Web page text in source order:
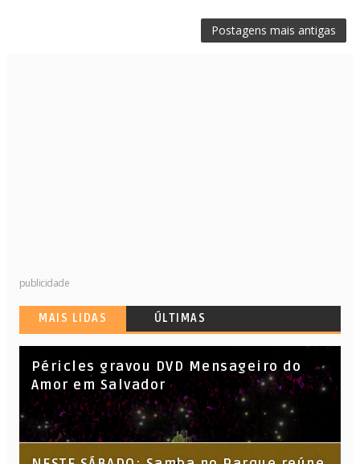
Postagens mais antigas
publicidade
MAIS LIDAS ÚLTIMAS
Péricles gravou DVD Mensageiro do
Amor em Salvador